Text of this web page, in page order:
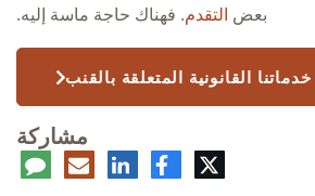
بعض التقدم. فهناك حاجة ماسة إليه.
القانونية المتعلقة بالقنب
مشاركة
تويتر فيسبوكلينكدإنالبريد